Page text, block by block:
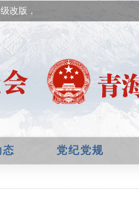
版，欢迎提出宝贵意见！
态 党纪党规